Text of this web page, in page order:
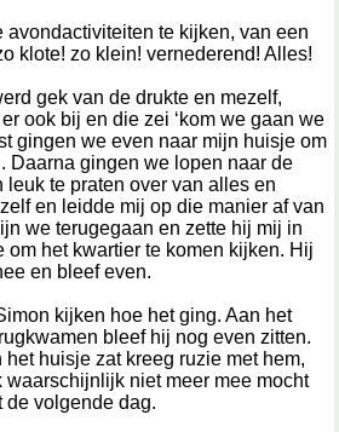
avondactiviteiten te kijken, van een
klote! zo klein! vernederend! Alles!
gek van de drukte en mezelf,
ook bij en die zei ‘kom we gaan we
gingen we even naar mijn huisje om
Daarna gingen we lopen naar de
leuk te praten over van alles en
en leidde mij op die manier af van
we terugegaan en zette hij mij in
om het kwartier te komen kijken. Hij
en bleef even.
kijken hoe het ging. Aan het
bleef hij nog even zitten.
huisje zat kreeg ruzie met hem,
waarschijnlijk niet meer mee mocht
de volgende dag.